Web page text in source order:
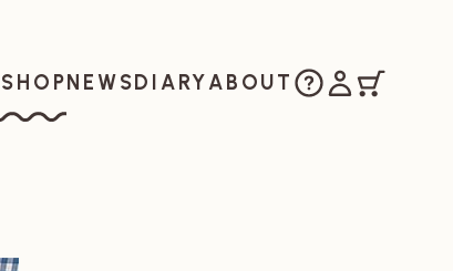
NEWSお知らせ
DIARY日記
ABOUT 私たちについて
ご購入方法
マイアカウ